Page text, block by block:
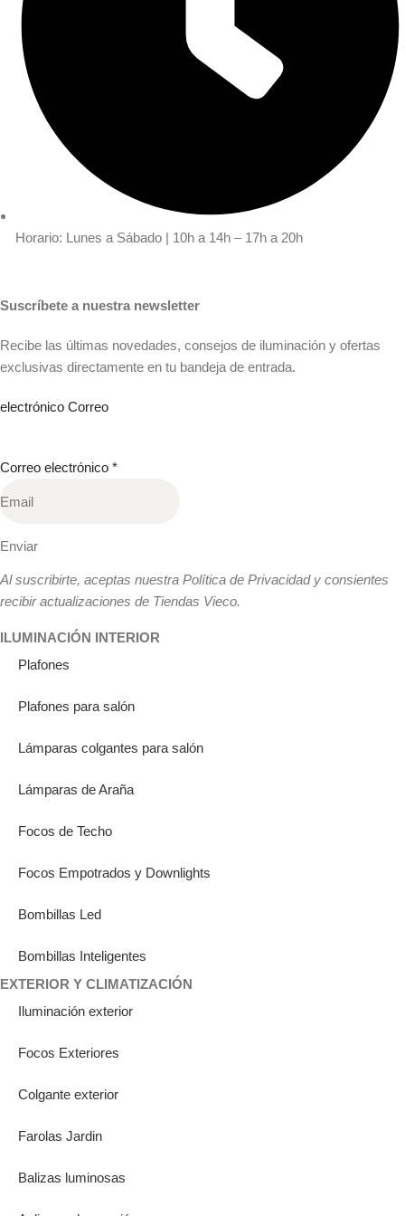
Horario: Lunes a Sábado | 10h a 14h – 17h a 20h
Suscríbete a nuestra newsletter
Recibe las últimas novedades, consejos de iluminación y ofertas
exclusivas directamente en tu bandeja de entrada.
electrónico Correo
Correo electrónico *
Enviar
Al suscribirte, aceptas nuestra Política de Privacidad y consientes
recibir actualizaciones de Tiendas Vieco.
ILUMINACIÓN INTERIOR
Plafones
Plafones para salón
Lámparas colgantes para salón
Lámparas de Araña
Focos de Techo
Focos Empotrados y Downlights
Bombillas Led
Bombillas Inteligentes
EXTERIOR Y CLIMATIZACIÓN
Iluminación exterior
Focos Exteriores
Colgante exterior
Farolas Jardin
Balizas luminosas